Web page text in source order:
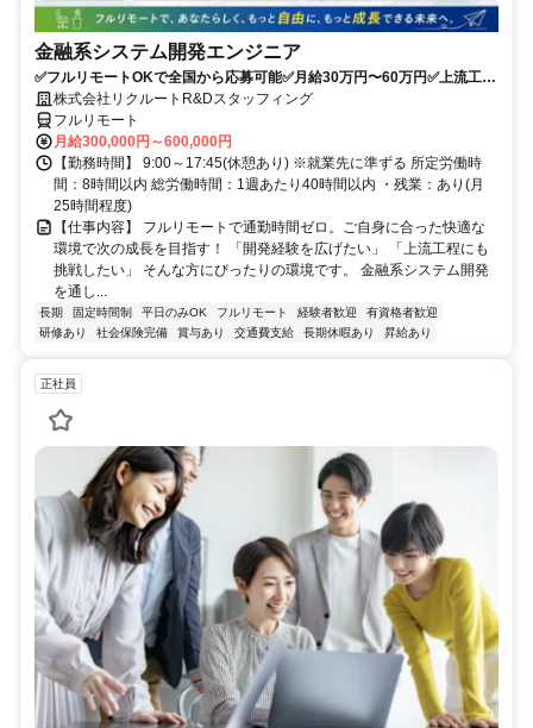
金融系システム開発エンジニア
✅フルリモートOKで全国から応募可能✅月給30万円〜60万円✅上流工程
にも挑戦可能✅夏季・年末年始休暇あり✅週休2日制、年間休日120日
株式会社リクルートR&Dスタッフィング
フルリモート
月給300,000円～600,000円
【勤務時間】 9:00～17:45(休憩あり) ※就業先に準ずる 所定労働時
間：8時間以内 総労働時間：1週あたり40時間以内 ・残業：あり(月
25時間程度)
【仕事内容】 フルリモートで通勤時間ゼロ。ご自身に合った快適な
環境で次の成長を目指す！ 「開発経験を広げたい」 「上流工程にも
挑戦したい」 そんな方にぴったりの環境です。 金融系システム開発
を通し...
長期 固定時間制 平日のみOK フルリモート 経験者歓迎
有資格者歓迎
研修あり
社会保険完備 賞与あり 交通費支給 長期休暇あり 昇給あり
正社員